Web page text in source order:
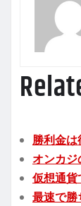
勝利金
オンカ
仮想通貨
最速で勝